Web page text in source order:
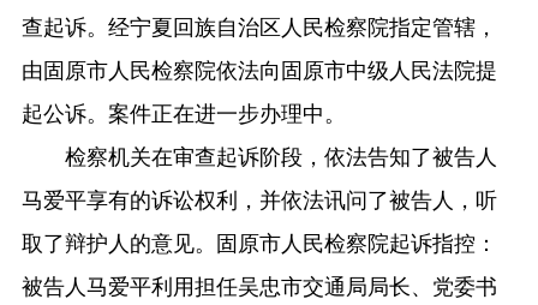
查起诉。经宁夏回族自治区人民检察院指定管辖，
由固原市人民检察院依法向固原市中级人民法院提
起公诉。案件正在进一步办理中。
检察机关在审查起诉阶段，依法告知了被告人
马爱平享有的诉讼权利，并依法讯问了被告人，听
取了辩护人的意见。固原市人民检察院起诉指控：
被告人马爱平利用担任吴忠市交通局局长、党委书